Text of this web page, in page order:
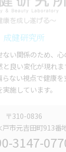
成健研究所
い関係のため、
良い変化が現れ
ない視点で健康
施しています。
〒310-0836
戸市元吉田町913番
3147-